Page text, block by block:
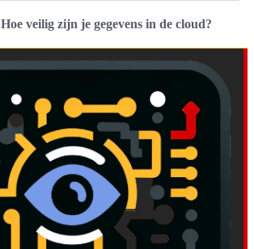
Hoe veilig zijn je gegevens in de cloud?